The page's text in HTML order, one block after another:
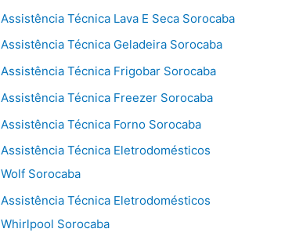
Assistência Técnica Lava E Seca Sorocaba
Assistência Técnica Geladeira Sorocaba
Assistência Técnica Frigobar Sorocaba
Assistência Técnica Freezer Sorocaba
Assistência Técnica Forno Sorocaba
Assistência Técnica Eletrodomésticos
Wolf Sorocaba
Assistência Técnica Eletrodomésticos
Whirlpool Sorocaba